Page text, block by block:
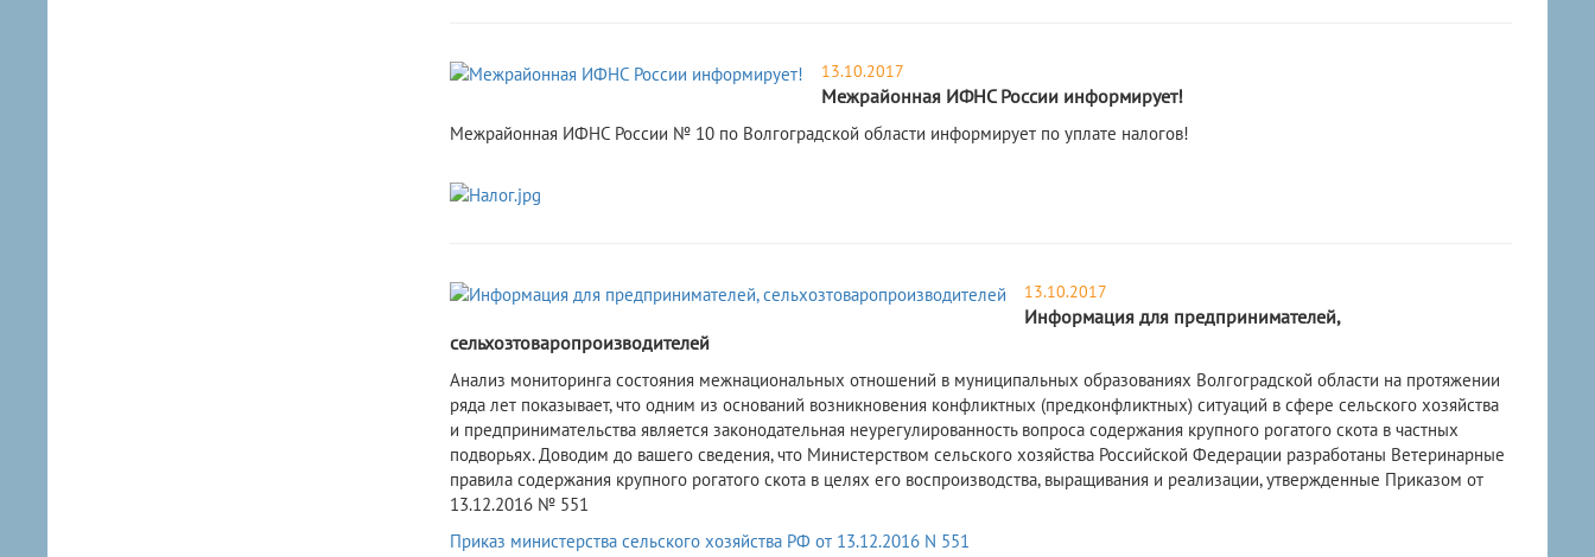
13.10.2017
Межрайонная ИФНС России информирует!
Межрайонная ИФНС России № 10 по Волгоградской области информирует по уплате налогов!
13.10.2017
Информация для предпринимателей,
сельхозтоваропроизводителей
Анализ мониторинга состояния межнациональных отношений в муниципальных образованиях Волгоградской области на протяжении
ряда лет показывает, что одним из оснований возникновения конфликтных (предконфликтных) ситуаций в сфере сельского хозяйства
и предпринимательства является законодательная неурегулированность вопроса содержания крупного рогатого скота в частных
подворьях. Доводим до вашего сведения, что Министерством сельского хозяйства Российской Федерации разработаны Ветеринарные
правила содержания крупного рогатого скота в целях его воспроизводства, выращивания и реализации, утвержденные Приказом от
13.12.2016 № 551
Приказ министерства сельского хозяйства РФ от 13.12.2016 N 551